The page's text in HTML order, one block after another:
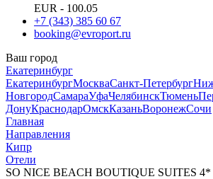
EUR - 100.05
+7 (343) 385 60 67
booking@evroport.ru
Ваш город
Екатеринбург
ЕкатеринбургМоскваСанкт-Петербург
НовгородСамараУфаЧелябинскТюмень
ДонуКраснодарОмскКазаньВоронежСочи
Главная
Направления
Кипр
Отели
SO NICE BEACH BOUTIQUE SUITES 4*